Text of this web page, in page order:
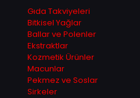
Gıda Takviyeleri
Bitkisel Yağlar
Ballar ve Polenler
Ekstraktlar
Kozmetik Ürünler
Macunlar
Pekmez ve Soslar
Sirkeler